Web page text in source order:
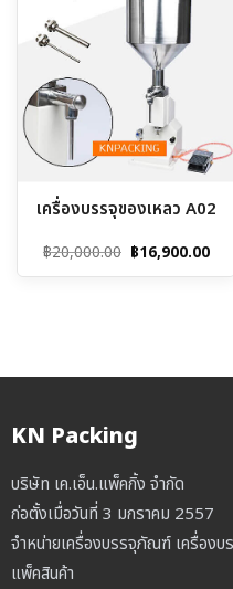
เครื่องบรรจุของเหลว A02
฿20,000.00 Original
price
was:
฿16,900.00
is:
KN Packing
บริษัท เค.เอ็น.แพ็คกิ้ง จำกัด
ก่อตั้งเมื่อวันที่ 3 มกราคม 2557
จำหน่ายเครื่องบรรจุภัณฑ์ เครื่องบ
แพ็คสินค้า